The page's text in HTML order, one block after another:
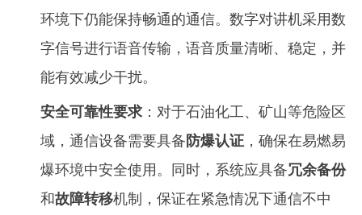
环境下仍能保持畅通的通信。数字对讲机采用数
字信号进行语音传输，语音质量清晰、稳定，并
能有效减少干扰。
安全可靠性要求 ：对于石油化工、矿山等危险区
域，通信设备需要具备 防爆认证 ，确保在易燃易
爆环境中安全使用。同时，系统应具备冗余备份
和故障转移机制，保证在紧急情况下通信不中